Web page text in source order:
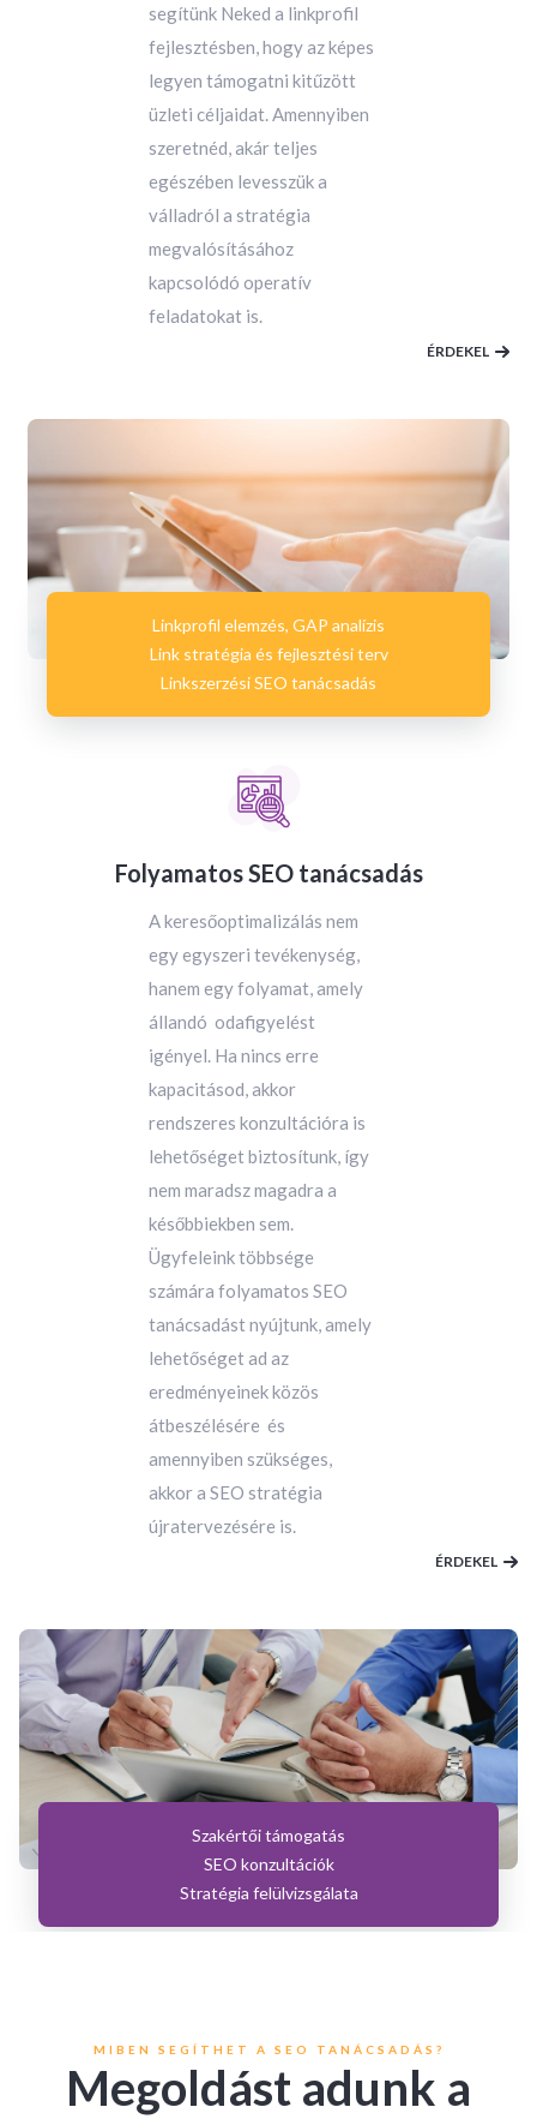
segítünk Neked a linkprofil
fejlesztésben, hogy az képes
legyen támogatni kitűzött
üzleti céljaidat. Amennyiben
szeretnéd, akár teljes
egészében levesszük a
válladról a stratégia
megvalósításához
kapcsolódó operatív
feladatokat is.
ÉRDEKEL
Linkprofil elemzés, GAP analízis
Link stratégia és fejlesztési terv
Linkszerzési SEO tanácsadás
Folyamatos SEO tanácsadás
A keresőoptimalizálás nem
egy egyszeri tevékenység,
hanem egy folyamat, amely
állandó odafigyelést
igényel. Ha nincs erre
kapacitásod, akkor
rendszeres konzultációra is
lehetőséget biztosítunk, így
nem maradsz magadra a
későbbiekben sem.
Ügyfeleink többsége
számára folyamatos SEO
tanácsadást nyújtunk, amely
lehetőséget ad az
eredményeinek közös
átbeszélésére és
amennyiben szükséges,
akkor a SEO stratégia
újratervezésére is.
ÉRDEKEL
Szakértői támogatás
SEO konzultációk
Stratégia felülvizsgálata
MIBEN SEGÍTHET A SEO TANÁCSADÁS?
Megoldást adunk a